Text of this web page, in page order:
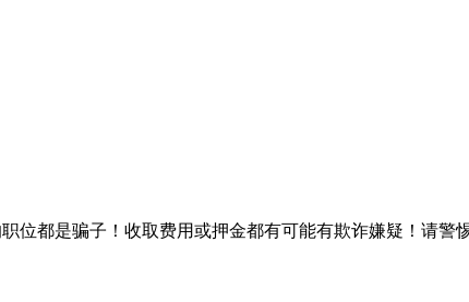
都是骗子！收取费用或押金都有可能有欺诈嫌疑！请警